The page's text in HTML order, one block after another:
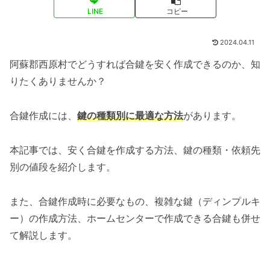
LINE コピー
2024.04.11
阿蘇郡西原村でどうすれば合鍵を安く作成できるのか、知
りたくありませんか？
合鍵作成には、 鍵の種類別に最適な方法があります。
本記事では、安く合鍵を作成する方法、鍵の種類・依頼先
別の値段を紹介します。
また、合鍵作成時に必要なもの、複雑な鍵（ディンプルキ
ー）の作成方法、ホームセンターで作成できる合鍵も併せ
て解説します。